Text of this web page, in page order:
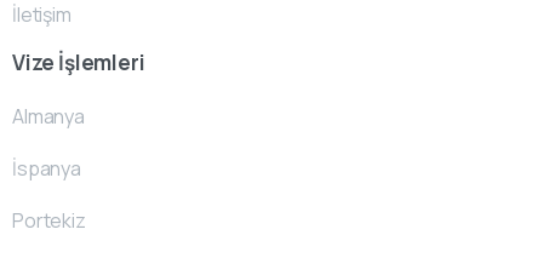
İletişim
Vize İşlemleri
Almanya
İspanya
Portekiz